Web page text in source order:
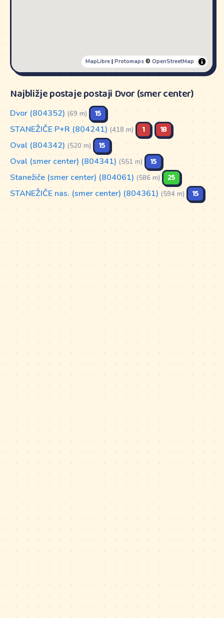
MapLibre| Protomaps© OpenStreetMap
Najbližje postaje postaji Dvor (smer center)
Dvor (804352) (69 m) 15
STANEŽIČE P+R (804241) (418 m) 1 1B
Oval (804342) (520 m) 15
Oval (smer center) (804341) (551 m) 15
Stanežiče (smer center) (804061) (586 m) 25
STANEŽIČE nas. (smer center) (804361) (594 m) 15